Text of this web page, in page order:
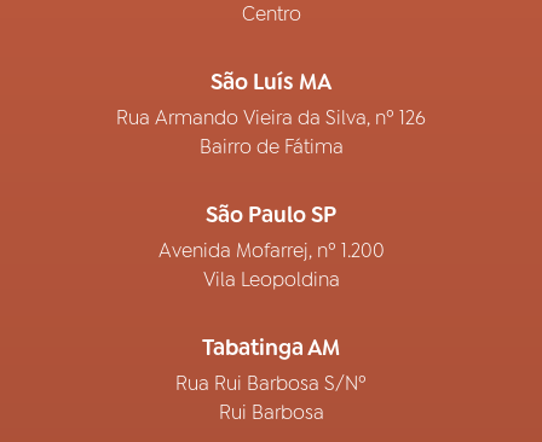
Centro
São Luís MA
Rua Armando Vieira da Silva, nº 126
Bairro de Fátima
São Paulo SP
Avenida Mofarrej, nº 1.200
Vila Leopoldina
Tabatinga AM
Rua Rui Barbosa S/Nº
Rui Barbosa